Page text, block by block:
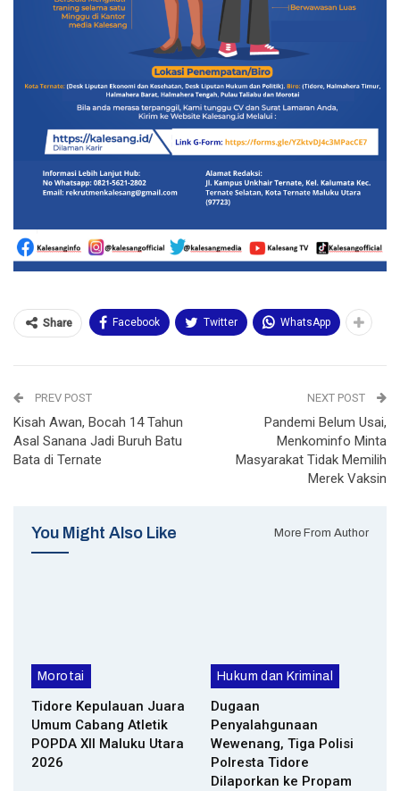
Share Facebook Twitter WhatsApp
PREV POST
Kisah Awan, Bocah 14 Tahun
Asal Sanana Jadi Buruh Batu
Bata di Ternate
NEXT POST
Pandemi Belum Usai,
Menkominfo Minta
Masyarakat Tidak Memilih
Merek Vaksin
You Might Also Like More From Author
Morotai
Tidore Kepulauan Juara
Umum Cabang Atletik
POPDA XII Maluku Utara
2026
Hukum dan Kriminal
Dugaan
Penyalahgunaan
Wewenang, Tiga Polisi
Polresta Tidore
Dilaporkan ke Propam